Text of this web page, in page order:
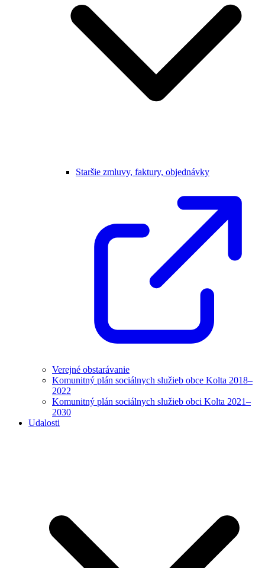
Staršie zmluvy, faktury, objednávky
Verejné obstarávanie
Komunitný plán sociálnych služieb obce Kolta 2018–
2022
Komunitný plán sociálnych služieb obci Kolta 2021–
2030
Udalosti